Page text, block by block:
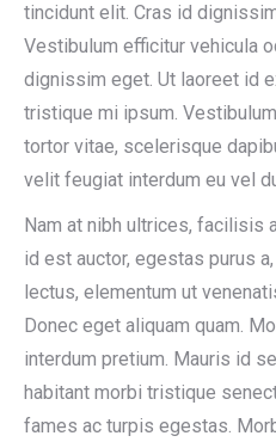
tincidunt elit. Cras id
Vestibulum efficitur vehicula
dignissim eget. Ut laoreet id
tristique mi ipsum.
tortor vitae, scelerisque
velit feugiat interdum eu vel
Nam at nibh ultrices, facilisis
id est auctor, egestas purus
lectus, elementum ut
Donec eget aliquam quam.
interdum pretium. Mauris id
habitant morbi tristique
fames ac turpis egestas.